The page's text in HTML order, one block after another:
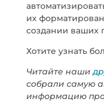
их
создании ваших
Хотите узнать
Читайте наши
собрали самую
информацию про